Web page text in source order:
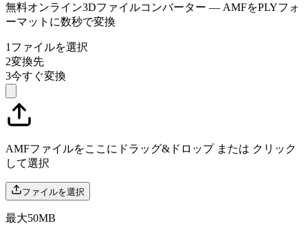
無料オンライン3Dファイルコンバーター — AMFをPLYフォ
ーマットに数秒で変換
1 ファイルを選択
2変換先
3今すぐ変換
AMFファイルをここにドラッグ&ドロップ または クリック
して選択
ファイルを選択
最大50MB